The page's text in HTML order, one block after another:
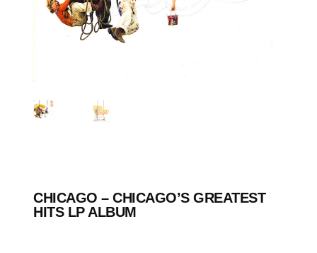
CHICAGO ‎– CHICAGO’S GREATEST
HITS LP ALBUM